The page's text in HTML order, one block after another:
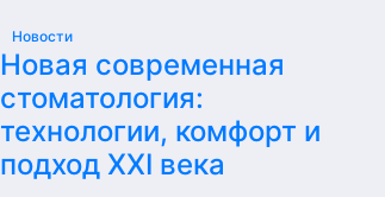
Новости
Новая современная
стоматология:
технологии, комфорт и
подход XXI века